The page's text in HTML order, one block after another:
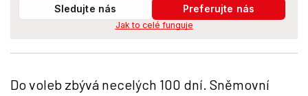
Sledujte nás
Preferujte nás
Jak to celé funguje
Do voleb zbývá necelých 100 dní. Sněmovní